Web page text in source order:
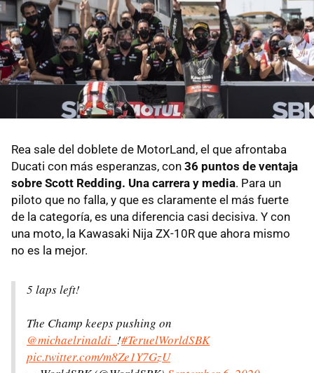
Rea sale del doblete de MotorLand, el que afrontaba
Ducati con más esperanzas, con 36 puntos de ventaja
sobre Scott Redding. Una carrera y media. Para un
piloto que no falla, y que es claramente el más fuerte
de la categoría, es una diferencia casi decisiva. Y con
una moto, la Kawasaki Nija ZX-10R que ahora mismo
no es la mejor.
5 laps left!
The Champ keeps pushing on
@michaelrinaldi_ !#TeruelWorldSBK
pic.twitter.com/m8Ze1Y7GzU